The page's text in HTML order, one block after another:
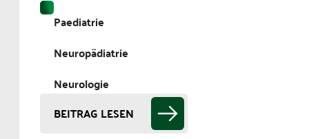
Paediatrie
Neuropädiatrie
Neurologie
BEITRAG LESEN